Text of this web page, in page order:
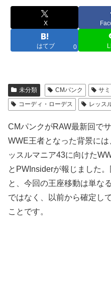
X
はてブ 0
未分類 CMパンク サ
コーディ・ローデス
レッス
CMパンクがRAW最新回で
WWE王者となった背景に
ッスルマニア43に向けた
とPWInsiderが報じました
と、今回の王座移動は単な
ではなく、以前から確定し
ことです。